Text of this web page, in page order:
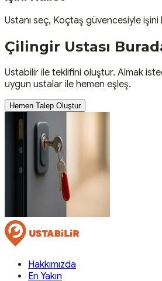
Ustanı seç, Koçtaş güvencesiyle işini
Çilingir Ustası
Ustabilir ile teklifini oluştur. Almak
uygun ustalar ile hemen eşleş.
Hemen Talep Oluştur
Hakkımızda
En Yakın